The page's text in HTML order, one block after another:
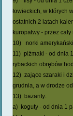
łowieckich, w których
ostatnich 2 latach
kuropatwy - przez cały
10) norki
11) piżmaki - od dnia
rybackich obrębów
12) zające szaraki i
grudnia, a w drodze
13) bażanty:
a) koguty - od dnia 1